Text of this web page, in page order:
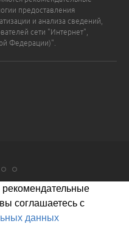
предоставления
и анализа сведений,
сети "Интернет",
Федерации)".
соглашаетесь с
данных